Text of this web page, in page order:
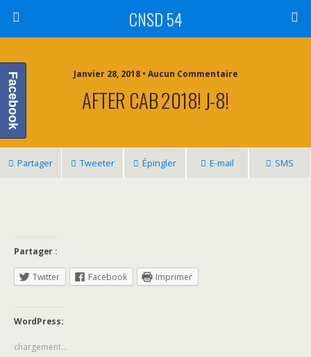
CNSD 54
Janvier 28, 2018 • Aucun Commentaire
AFTER CAB 2018! J-8!
Partager Tweeter Épingler E-mail SMS
Partager :
Twitter Facebook Imprimer
WordPress:
chargement…
Facebook